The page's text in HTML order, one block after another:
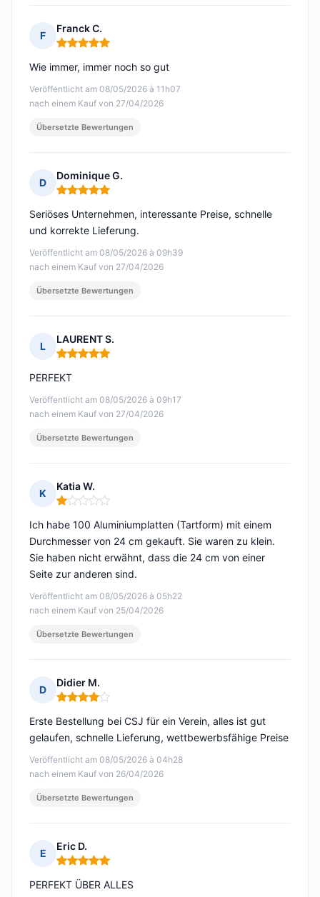
F
Franck C.
Hinweis: 5 von 5
Veröffentlicht am 08/05/2026 à 11h07
nach einem Kauf von 27/04/2026
Wie immer, immer noch so gut
Übersetzte Bewertungen
D
Dominique G.
Hinweis: 5 von 5
Veröffentlicht am 08/05/2026 à 09h39
nach einem Kauf von 27/04/2026
Seriöses Unternehmen, interessante Preise, schnelle
und korrekte Lieferung.
Übersetzte Bewertungen
L
LAURENT S.
Hinweis: 5 von 5
Veröffentlicht am 08/05/2026 à 09h17
nach einem Kauf von 27/04/2026
PERFEKT
Übersetzte Bewertungen
K
Katia W.
Hinweis: 1 von 5
Veröffentlicht am 08/05/2026 à 05h22
nach einem Kauf von 25/04/2026
Ich habe 100 Aluminiumplatten (Tartform) mit einem
Durchmesser von 24 cm gekauft. Sie waren zu klein.
Sie haben nicht erwähnt, dass die 24 cm von einer
Seite zur anderen sind.
Übersetzte Bewertungen
D
Didier M.
Hinweis: 4 von 5
Veröffentlicht am 08/05/2026 à 04h28
nach einem Kauf von 26/04/2026
Erste Bestellung bei CSJ für ein Verein, alles ist gut
gelaufen, schnelle Lieferung, wettbewerbsfähige Preise
Übersetzte Bewertungen
E
Eric D.
Hinweis: 5 von 5
PERFEKT ÜBER ALLES